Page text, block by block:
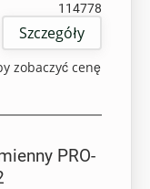
114778
Szczegóły
zobaczyć cenę
PRO-